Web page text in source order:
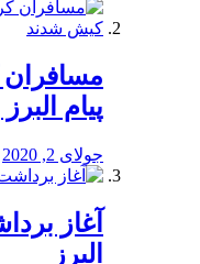
مسافران
پیام
جولای 2, 2020
آغاز
البرز